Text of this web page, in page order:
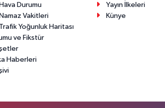
Durumu
Vakitleri
Yoğunluk Haritası
ve Fikstür
Haberleri
Yayın İlkeleri
Künye